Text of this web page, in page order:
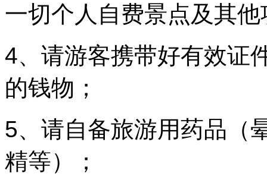
一切个人自费景点及其
4、请游客携带好有效证
的钱物；
5、请自备旅游用药品（
精等）；